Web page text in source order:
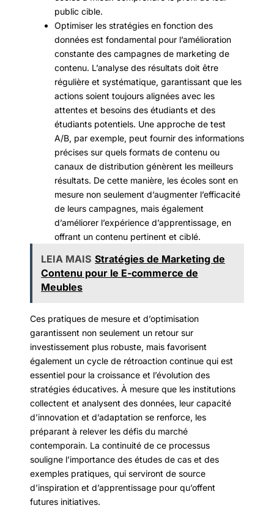
public cible.
Optimiser les stratégies en fonction des
données est fondamental pour l’amélioration
constante des campagnes de marketing de
contenu. L’analyse des résultats doit être
régulière et systématique, garantissant que les
actions soient toujours alignées avec les
attentes et besoins des étudiants et des
étudiants potentiels. Une approche de test
A/B, par exemple, peut fournir des informations
précises sur quels formats de contenu ou
canaux de distribution génèrent les meilleurs
résultats. De cette manière, les écoles sont en
mesure non seulement d’augmenter l’efficacité
de leurs campagnes, mais également
d’améliorer l’expérience d’apprentissage, en
offrant un contenu pertinent et ciblé.
LEIA MAIS Stratégies de Marketing de
Contenu pour le E-commerce de
Meubles
Ces pratiques de mesure et d’optimisation
garantissent non seulement un retour sur
investissement plus robuste, mais favorisent
également un cycle de rétroaction continue qui est
essentiel pour la croissance et l’évolution des
stratégies éducatives. À mesure que les institutions
collectent et analysent des données, leur capacité
d’innovation et d’adaptation se renforce, les
préparant à relever les défis du marché
contemporain. La continuité de ce processus
souligne l’importance des études de cas et des
exemples pratiques, qui serviront de source
d’inspiration et d’apprentissage pour qu’offent
futures initiatives.